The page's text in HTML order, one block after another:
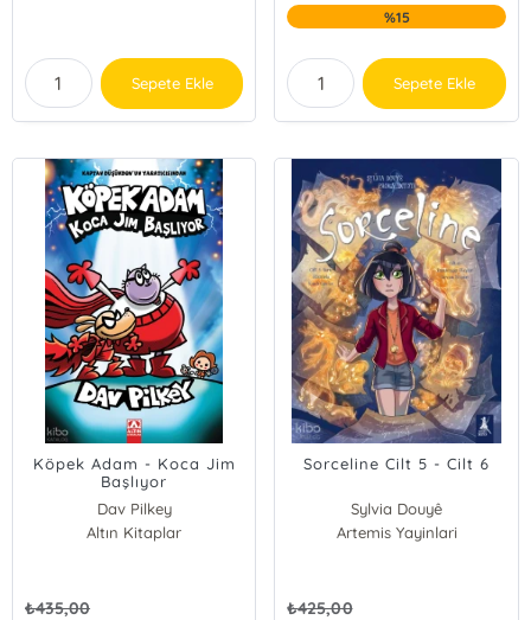
Sepete Ekle
%15
Sepete Ekle
Köpek Adam - Koca Jim
Başlıyor
Dav Pilkey
Altın Kitaplar
₺435,00
Sorceline Cilt 5 - Cilt 6
Sylvia Douyê
Artemis Yayinlari
₺425,00